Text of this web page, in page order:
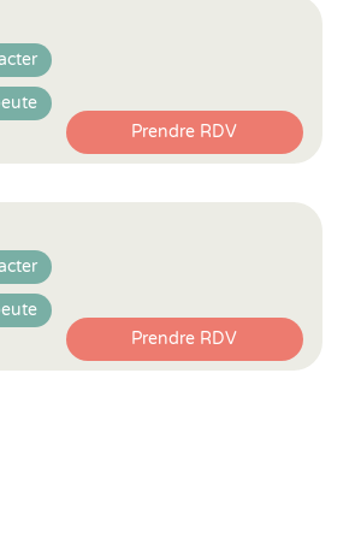
Prendre RDV
Prendre RDV